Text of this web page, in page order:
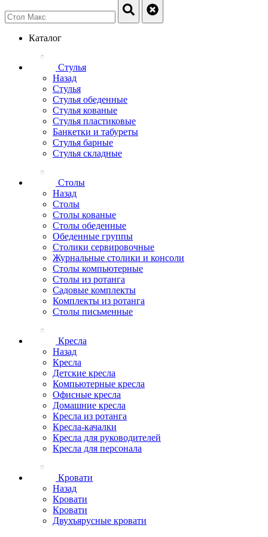
Каталог
Стулья
Назад
Стулья
Стулья обеденные
Стулья кованые
Стулья пластиковые
Банкетки и табуреты
Стулья барные
Стулья складные
Столы
Назад
Столы
Столы кованые
Столы обеденные
Обеденные группы
Столики сервировочные
Журнальные столики и консоли
Столы компьютерные
Столы из ротанга
Садовые комплекты
Комплекты из ротанга
Столы письменные
Кресла
Назад
Кресла
Детские кресла
Компьютерные кресла
Офисные кресла
Домашние кресла
Кресла из ротанга
Кресла-качалки
Кресла для руководителей
Кресла для персонала
Кровати
Назад
Кровати
Кровати
Двухъярусные кровати